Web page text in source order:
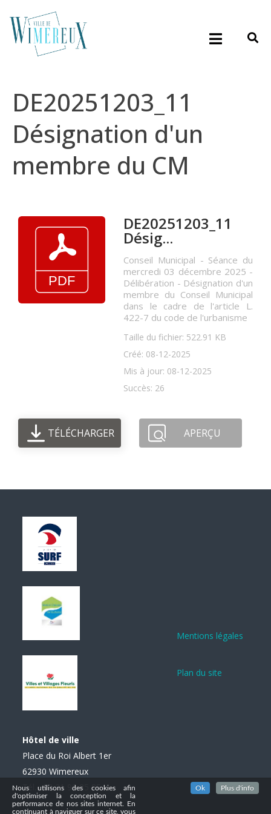
DE20251203_11
Désignation d'un
membre du CM
DE20251203_11
Désig...
Conseil Municipal - Séance du
mercredi 03 décembre 2025 -
Délibération - Désignation d'un
membre du Conseil Municipal
dans le cadre de l'article L.
422-7 du code de l'urbanisme
Taille du fichier: 522.91 KB
Créé: 08-12-2025
Mis à jour: 08-12-2025
Succès: 26
TÉLÉCHARGER APERÇU
Hôtel de ville
Place du Roi Albert 1er
62930 Wimereux
Tél. : 03 21 99 85 85
Mentions légales
Plan du site
Nous utilisons des cookies afin
d'optimiser la conception et la
performance de nos sites internet. En
continuant à naviguer sur ce site, vous
Ok Plus d'info